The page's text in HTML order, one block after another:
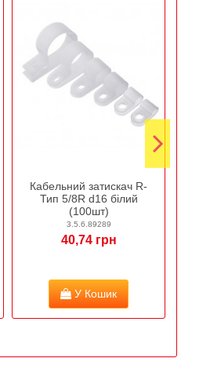
Кабельний затискач R-
Тип 5/8R d16 білий
(100шт)
3.5.6.89289
40,74 грн
У Кошик